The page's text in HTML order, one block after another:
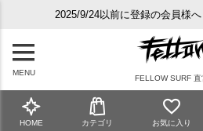
2025/9/24以前に登録の会員様
MENU
FELLOW SURF 直
HOME カテゴリ お気に入り